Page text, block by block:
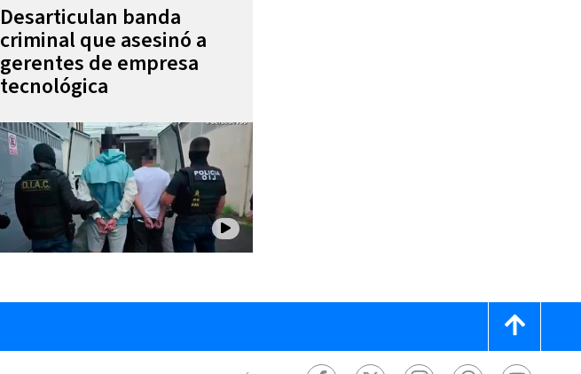
Desarticulan banda
criminal que asesinó a
gerentes de empresa
tecnológica